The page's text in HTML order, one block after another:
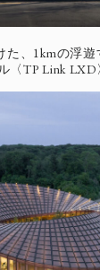
た、1kmの浮
〈TP Link LXD